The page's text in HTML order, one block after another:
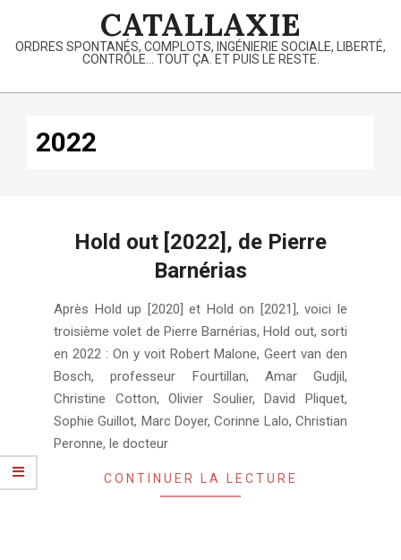
content
CATALLAXIE
ORDRES SPONTANÉS, COMPLOTS, INGÉNIERIE SOCIALE, LIBERTÉ,
CONTRÔLE… TOUT ÇA. ET PUIS LE RESTE.
Primary
2022
Hold out [2022], de Pierre
Barnérias
05-
20
Après Hold up [2020] et Hold on [2021], voici le
troisième volet de Pierre Barnérias, Hold out, sorti
en 2022 : On y voit Robert Malone, Geert van den
Bosch, professeur Fourtillan, Amar Gudjil,
Christine Cotton, Olivier Soulier, David Pliquet,
Sophie Guillot, Marc Doyer, Corinne Lalo, Christian
Peronne, le docteur
CONTINUER LA LECTURE